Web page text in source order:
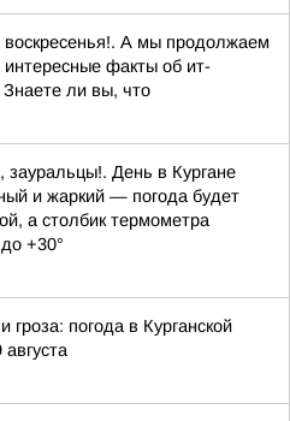
воскресенья!. А мы продолжаем
интересные факты об ит-
Знаете ли вы, что
зауральцы!. День в Кургане
и жаркий — погода будет
а столбик термометра
+30°
гроза: погода в Курганской